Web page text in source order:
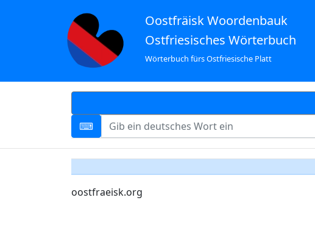
Oostfräisk Woordenbauk
Ostfriesisches Wörterbuch
Wörterbuch fürs Ostfriesische Platt
oostfraeisk.org